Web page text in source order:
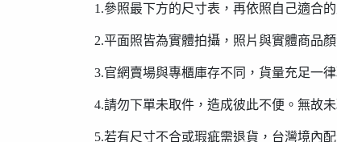
1.參照最下方的尺寸表，再依照自己適合的
2.平面照皆為實體拍攝，照片與實體商品
3.官網賣場與專櫃庫存不同，貨量充足一
4.請勿下單未取件，造成彼此不便。無故
5.若有尺寸不合或瑕疵需退貨，台灣境內